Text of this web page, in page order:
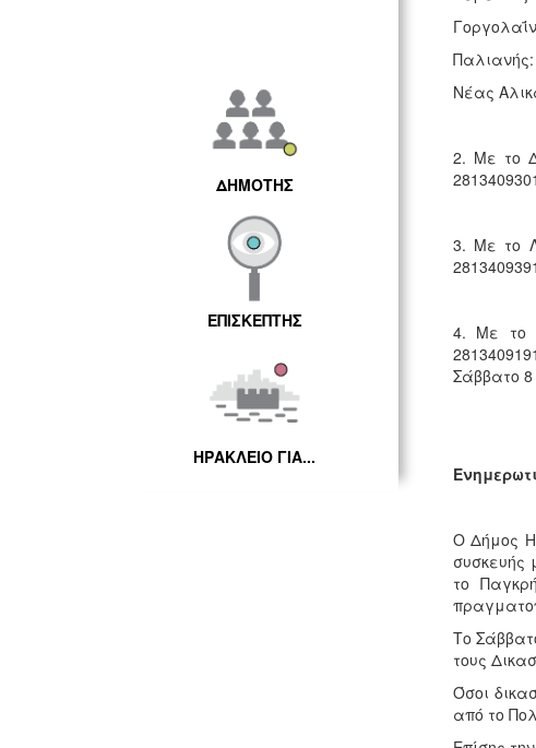
ΔΗΜΟΤΗΣ
ΕΠΙΣΚΕΠΤΗΣ
ΗΡΑΚΛΕΙΟ ΓΙΑ...
Παλιανής:
Νέας
2. Με το
3. Με το
4. Με το
Σάββατο 8
Ο Δήμος
συσκευής
το
Το
τους
Όσοι
από το